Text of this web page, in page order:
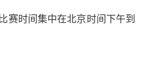
赛时间集中在北京时间下午到